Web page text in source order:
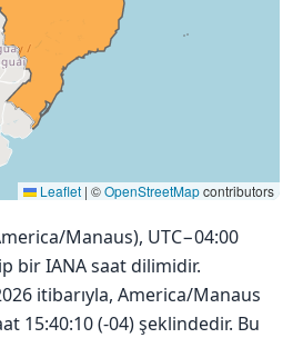
Leaflet | ©OpenStreetMapcontributors
Manaus), UTC−04:00
bir IANA saat dilimidir.
itibarıyla, America/Manaus
15:40:10 (-04) şeklindedir. Bu